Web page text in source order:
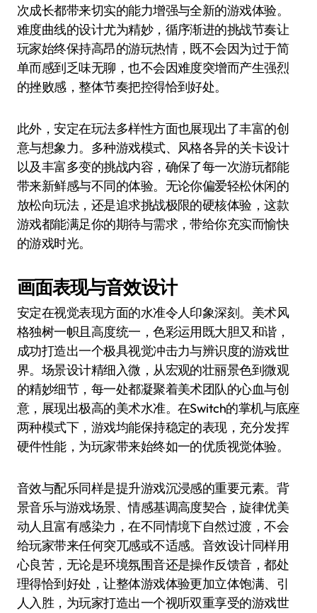
次成长都带来切实的能力增强与全新的游戏体验。
难度曲线的设计尤为精妙，循序渐进的挑战节奏让
玩家始终保持高昂的游玩热情，既不会因为过于简
单而感到乏味无聊，也不会因难度突增而产生强烈
的挫败感，整体节奏把控得恰到好处。
此外，安定在玩法多样性方面也展现出了丰富的创
意与想象力。多种游戏模式、风格各异的关卡设计
以及丰富多变的挑战内容，确保了每一次游玩都能
带来新鲜感与不同的体验。无论你偏爱轻松休闲的
放松向玩法，还是追求挑战极限的硬核体验，这款
游戏都能满足你的期待与需求，带给你充实而愉快
的游戏时光。
画面表现与音效设计
安定在视觉表现方面的水准令人印象深刻。美术风
格独树一帜且高度统一，色彩运用既大胆又和谐，
成功打造出一个极具视觉冲击力与辨识度的游戏世
界。场景设计精细入微，从宏观的壮丽景色到微观
的精妙细节，每一处都凝聚着美术团队的心血与创
意，展现出极高的美术水准。在Switch的掌机与底座
两种模式下，游戏均能保持稳定的表现，充分发挥
硬件性能，为玩家带来始终如一的优质视觉体验。
音效与配乐同样是提升游戏沉浸感的重要元素。背
景音乐与游戏场景、情感基调高度契合，旋律优美
动人且富有感染力，在不同情境下自然过渡，不会
给玩家带来任何突兀感或不适感。音效设计同样用
心良苦，无论是环境氛围音还是操作反馈音，都处
理得恰到好处，让整体游戏体验更加立体饱满、引
人入胜，为玩家打造出一个视听双重享受的游戏世